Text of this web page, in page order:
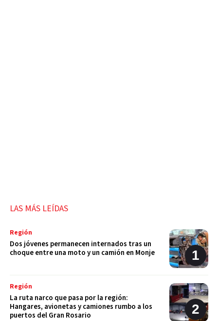
LAS MÁS LEÍDAS
Región
Dos jóvenes permanecen internados tras un
choque entre una moto y un camión en Monje
Región
La ruta narco que pasa por la región:
Hangares, avionetas y camiones rumbo a los
puertos del Gran Rosario